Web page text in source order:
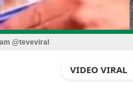
@teveviral
VIDEO VIRAL